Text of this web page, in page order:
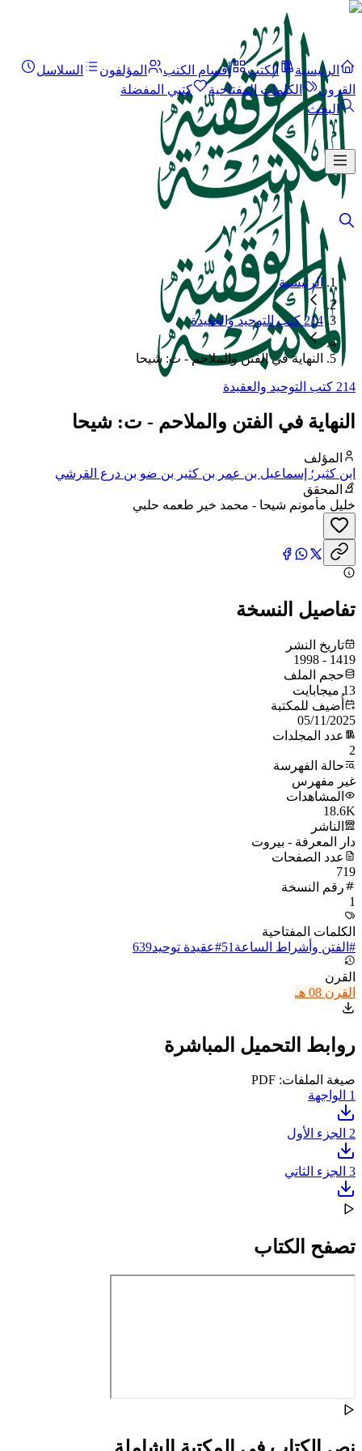
الرئيسية الكتب أقسام الكتب المؤلفون
السلاسل
القرون
الكلمات المفتاحية
كتبي المفضلة
البحث
الرئيسية
214 كتب التوحيد والعقيدة
النهاية في الفتن والملاحم - ت: شيحا
214 كتب التوحيد والعقيدة
النهاية في الفتن والملاحم - ت: شيحا
المؤلف
ابن كثير؛ إسماعيل بن عمر بن كثير بن ضو بن درع القرشي
البصروي ثم الدمشقي، أبو الفداء، عماد الدين
المحقق
خليل مأمونم شيحا - محمد خير طعمه حلبي
تفاصيل النسخة
تاريخ النشر
1419 - 1998
حجم الملف
13 ميجابايت
أُضيف للمكتبة
05/11/2025
عدد المجلدات
2
حالة الفهرسة
غير مفهرس
المشاهدات
18.6K
الناشر
دار المعرفة - بيروت
عدد الصفحات
719
رقم النسخة
1
الكلمات المفتاحية
# الفتن وأشراط الساعة 51
#عقيدة توحيد639
القرن
القرن 08 هـ
روابط التحميل المباشرة
صيغة الملفات: PDF
1 الواجهة
2 الجزء الأول
3 الجزء الثاتي
تصفح الكتاب